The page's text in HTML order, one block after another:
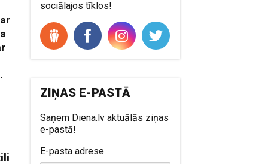
sociālajos tīklos!
ZIŅAS E-PASTĀ
Saņem Diena.lv aktuālās ziņas
e-pastā!
E-pasta adrese